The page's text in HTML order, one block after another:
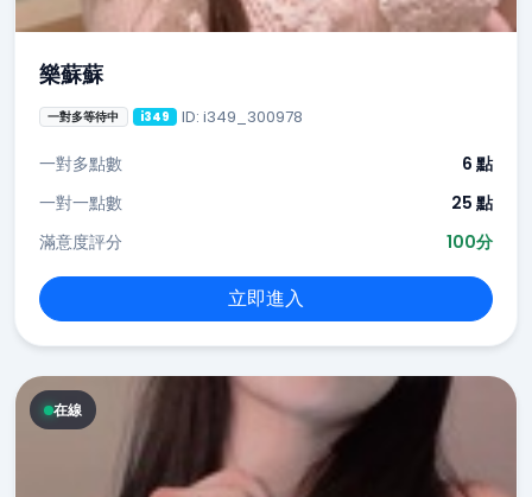
樂蘇蘇
一對多等待中 i349 ID: i349_300978
一對多點數
6 點
一對一點數
25 點
滿意度評分
100分
立即進入
在線